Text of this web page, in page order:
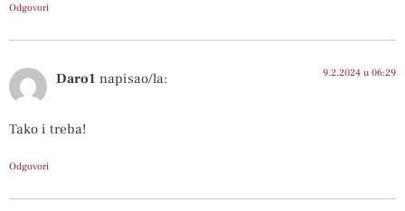
Odgovori
Daro1 napisao/la: 9.2.2024 u 06:29
Tako i treba!
Odgovori